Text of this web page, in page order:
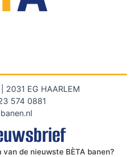
2031 EG HAARLEM
574 0881
de nieuwste BÈTA banen?